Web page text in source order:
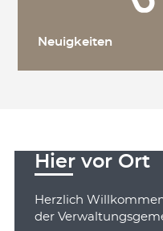
Neuigkeiten
Hier vor Ort
Herzlich
der